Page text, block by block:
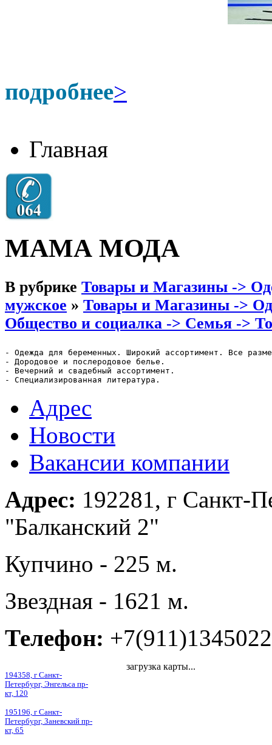
подробнее>
Главная
МАМА МОДА
В рубрике Товары и Магазины ->
мужское » Товары и Магазины ->
Общество и социалка -> Семья ->
- Одежда для беременных. Широкий ассортимент. Все
- Дородовое и послеродовое белье.
- Вечерний и свадебный ассортимент.
- Специализированная литература.
Адрес
Новости
Вакансии компании
Адрес: 192281, г Санкт-
"Балканский 2"
Купчино - 225 м.
Звездная - 1621 м.
Телефон: +7(911)1345022
194358, г Санкт-
Петербург, Энгельса пр-
кт, 120
195196, г Санкт-
Петербург, Заневский пр-
кт, 65
загрузка карты...